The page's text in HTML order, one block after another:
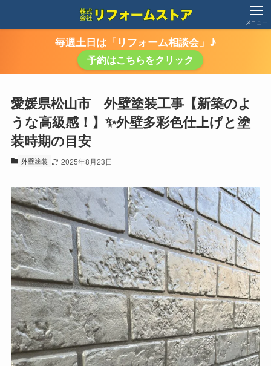
メニュー
毎週土日は「リフォーム相談会」♪
予約はこちらをクリック
愛媛県松山市 外壁塗装工事【新築のよ
うな高級感！】✨外壁多彩色仕上げと塗
装時期の目安
外壁塗装 2025年8月23日